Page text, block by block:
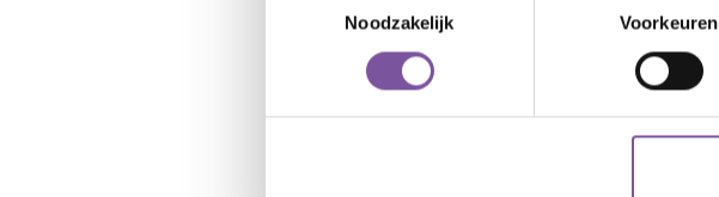
Noodzakelijk
Voorkeuren